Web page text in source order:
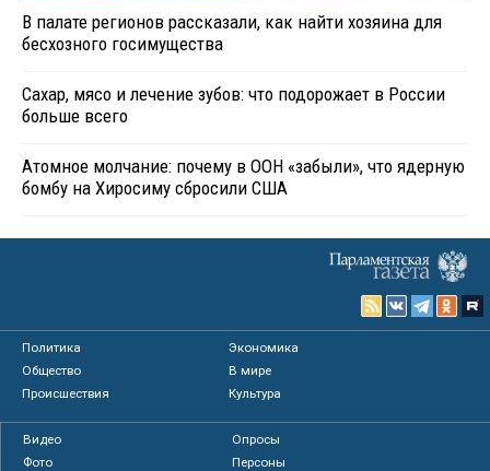
В палате регионов рассказали, как найти хозяина для
бесхозного госимущества
Сахар, мясо и лечение зубов: что подорожает в России
больше всего
Атомное молчание: почему в ООН «забыли», что ядерную
бомбу на Хиросиму сбросили США
Политика
Экономика
Общество
В мире
Происшествия
Культура
Видео
Опросы
Фото
Персоны